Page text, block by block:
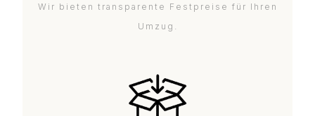
Wir bieten transparente Festpreise für Ihren
Umzug.